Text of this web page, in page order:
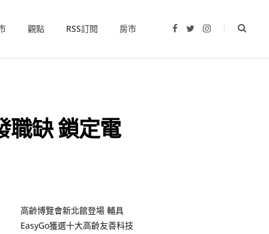
觀點 RSS訂閱 房市
I
職缺 鎖定電
高齡博覽會新北館登場 輔具
EasyGo獲選十大高齡友善科技